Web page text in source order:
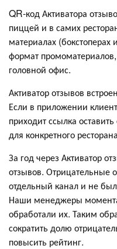
QR-код Активатора
пиццей и в самих
материалах
формат
головной офис.
Активатор отзывов
Если в приложении
приходит ссылка
для конкретного
За год через Активатор
отзывов. Отрицательные
отдельный канал и не
Наши менеджеры
обработали их. Таким
сократить долю
повысить рейтинг.